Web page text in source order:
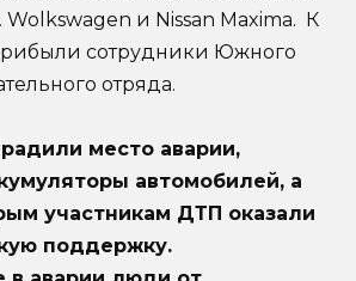
и Nissan Maxima. К
сотрудники Южного
отряда.
место аварии,
автомобилей, а
участникам ДТП оказали
поддержку.